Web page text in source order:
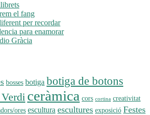
el fang
per recordar
para enamorar
Gràcia
bosses botiga botiga de botons
ceràmica cors cortina creativitat
ores escultura escultures exposició Festes